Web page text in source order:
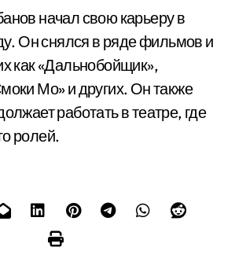
начал свою карьеру в
Он снялся в ряде фильмов и
как «Дальнобойщик»,
Мо» и других. Он также
работать в театре, где
ролей.